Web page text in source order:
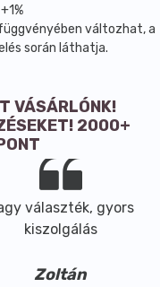
változhat, a
során láthatja.
VÁSÁRLÓNK!
2000+
választék, gyors
kiszolgálás
Zoltán